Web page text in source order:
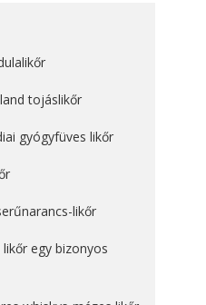
tojáslikőr
gyógyfüves likőr
likőr
egy bizonyos